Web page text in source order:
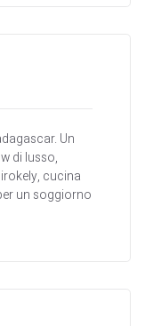
Un
di lusso,
cucina
un soggiorno